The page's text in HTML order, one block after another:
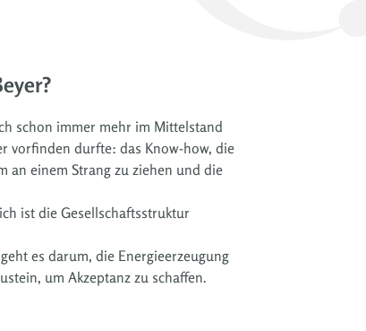
schon immer mehr im Mittelstand
vorfinden durfte: das Know-how, die
an einem Strang zu ziehen und die
ist die Gesellschaftsstruktur
es darum, die Energieerzeugung
um Akzeptanz zu schaffen.